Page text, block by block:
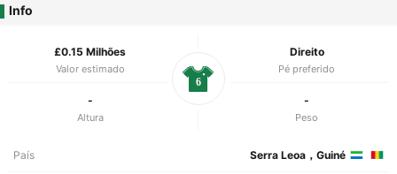
Info
£0.15 Milhões
Valor estimado
Direito
Pé preferido
-
Altura
-
Peso
6
País Serra Leoa，Guiné